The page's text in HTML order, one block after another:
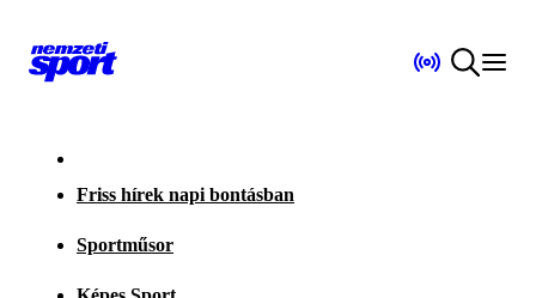
Friss hírek napi bontásban
Sportműsor